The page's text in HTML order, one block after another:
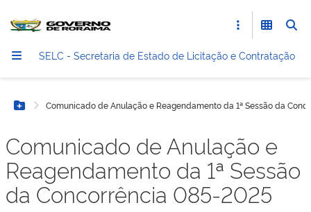
SELC - Secretaria de Estado de Licitação e Contratação
Botão Menu
Comunicado de Anulação e Reagendamento da 1ª Sessão da
Comunicado de Anulação e
Reagendamento da 1ª Sessão
da Concorrência 085-2025